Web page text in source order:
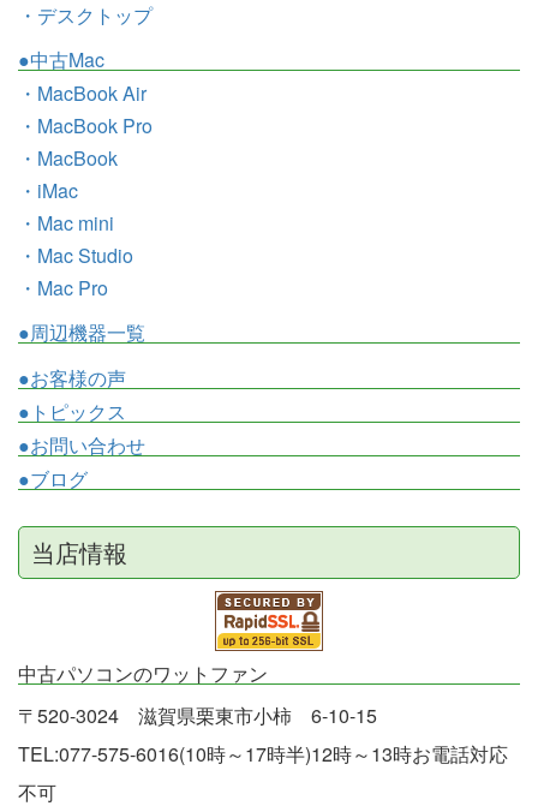
・デスクトップ
●中古Mac
・MacBook Air
・MacBook Pro
・MacBook
・iMac
・Mac mini
・Mac Studio
・Mac Pro
●周辺機器一覧
●お客様の声
●トピックス
●お問い合わせ
●ブログ
当店情報
中古パソコンのワットファン
〒520-3024 滋賀県栗東市小柿 6-10-15
TEL:077-575-6016(10時～17時半)12時～13時お電話対応
不可